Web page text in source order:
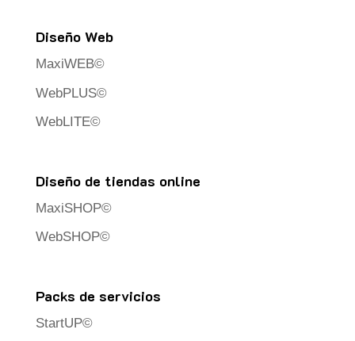
Diseño Web
MaxiWEB©
WebPLUS©
WebLITE©
Diseño de tiendas online
MaxiSHOP©
WebSHOP©
Packs de servicios
StartUP©